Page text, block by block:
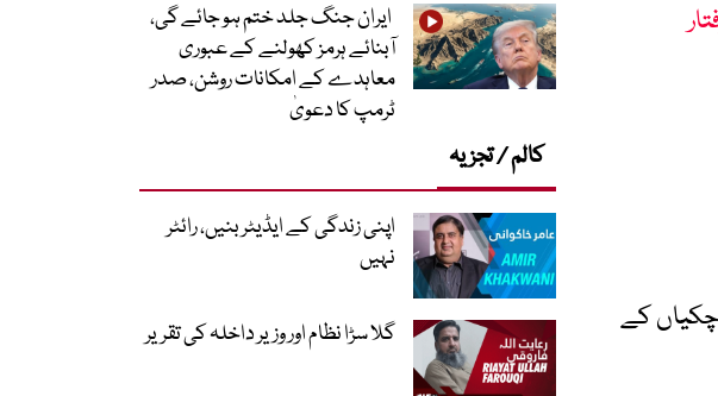
تقریباً 20 دن قبل جھال چکیاں کے
ایران جنگ جلد ختم ہو جائے گی،
آبنائے ہرمز کھولنے کے عبوری
معاہدے کے امکانات روشن، صدر
ٹرمپ کا دعویٰ
کالم / تجزیہ
اپنی زندگی کے ایڈیٹر بنیں، رائٹر
نہیں
گلا سڑا نظام اور وزیر داخلہ کی تقریر